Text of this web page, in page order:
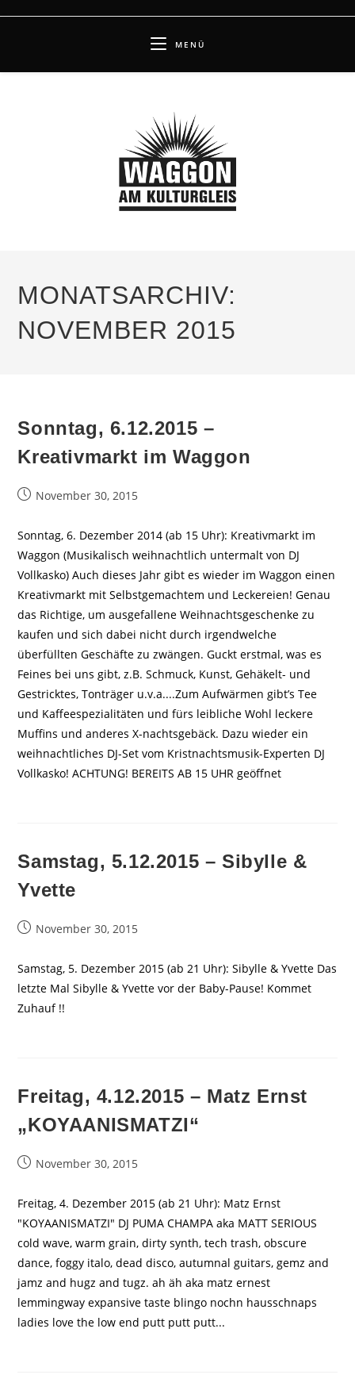
MENÜ
MONATSARCHIV:
NOVEMBER 2015
Sonntag, 6.12.2015 –
Kreativmarkt im Waggon
BeitragNovember 30, 2015
Sonntag, 6. Dezember 2014 (ab 15 Uhr): Kreativmarkt im
Waggon (Musikalisch weihnachtlich untermalt von DJ
Vollkasko) Auch dieses Jahr gibt es wieder im Waggon einen
Kreativmarkt mit Selbstgemachtem und Leckereien! Genau
das Richtige, um ausgefallene Weihnachtsgeschenke zu
kaufen und sich dabei nicht durch irgendwelche
überfüllten Geschäfte zu zwängen. Guckt erstmal, was es
Feines bei uns gibt, z.B. Schmuck, Kunst, Gehäkelt- und
Gestricktes, Tonträger u.v.a....Zum Aufwärmen gibt’s Tee
und Kaffeespezialitäten und fürs leibliche Wohl leckere
Muffins und anderes X-nachtsgebäck. Dazu wieder ein
weihnachtliches DJ-Set vom Kristnachtsmusik-Experten DJ
Vollkasko! ACHTUNG! BEREITS AB 15 UHR geöffnet
Samstag, 5.12.2015 – Sibylle &
Yvette
BeitragNovember 30, 2015
Samstag, 5. Dezember 2015 (ab 21 Uhr): Sibylle & Yvette Das
letzte Mal Sibylle & Yvette vor der Baby-Pause! Kommet
Zuhauf !!
Freitag, 4.12.2015 – Matz Ernst
„KOYAANISMATZI“
BeitragNovember 30, 2015
Freitag, 4. Dezember 2015 (ab 21 Uhr): Matz Ernst
"KOYAANISMATZI" DJ PUMA CHAMPA aka MATT SERIOUS
cold wave, warm grain, dirty synth, tech trash, obscure
dance, foggy italo, dead disco, autumnal guitars, gemz and
jamz and hugz and tugz. ah äh aka matz ernest
lemmingway expansive taste blingo nochn hausschnaps
ladies love the low end putt putt putt...